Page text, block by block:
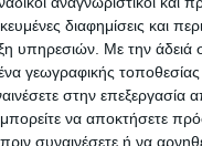
διαφημίσεις και
υπηρεσιών. Με την άδειά
γεωγραφικής
στην επεξεργασία
να αποκτήσετε
συναινέσετε ή να
ΕΠΟΜΕΝΟ ΑΡΘΡΟ
Έκτακτο Δελτίο